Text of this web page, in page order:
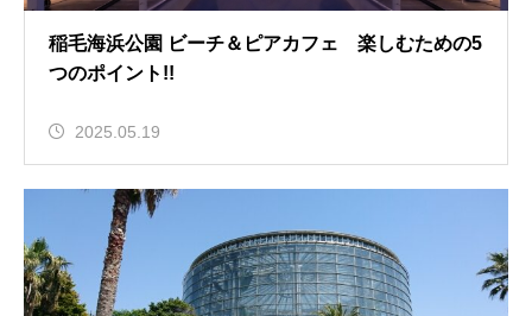
稲毛海浜公園 ビーチ＆ピアカフェ 楽しむための5
つのポイント!!
2025.05.19